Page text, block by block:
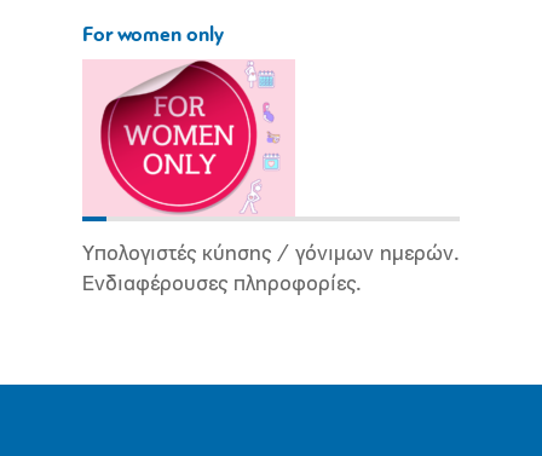
For women only
Υπολογιστές κύησης / γόνιμων ημερών.
Ενδιαφέρουσες πληροφορίες.